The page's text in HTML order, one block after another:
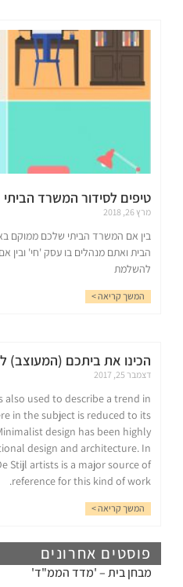
פוסטים אחרונים
מבחן בית – 'מדד הממ"ד'
טיפים לסידור המשרד הביתי
מרץ 26, 2018
בין אם המשרד הביתי שלכם ממוקם
הבית ואתם מנהלים בו עסק 'חי' ובין
להשלמת
המשך קריאה >
הכינו את ביתכם (המעוצב)
דצמבר 25, 2017
also used to describe a trend in
in the subject is reduced to its
design has been highly
design and architecture. In
Stijl artists is a major source of
reference for this kind of work.
המשך קריאה >